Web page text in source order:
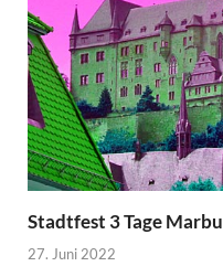
Stadtfest 3 Tage
27. Juni 2022